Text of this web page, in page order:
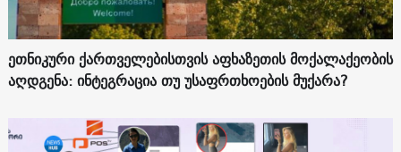
ეთნიკური ქართველებისთვის აფხაზეთის მოქალაქეობის
აღდგენა: ინტეგრაცია თუ უსაფრთხოების მუქარა?